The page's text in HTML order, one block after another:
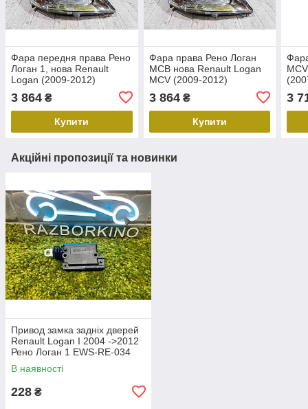
Фара передня права Рено
Логан 1, нова Renault
Logan (2009-2012)
3 864 ₴
Купити
Фара права Рено Логан
МСВ нова Renault Logan
MCV (2009-2012)
3 864₴
Купити
3
Акційні пропозиції та новинки
Привод замка задніх дверей
Renault Logan I 2004 ->2012
Рено Логан 1 EWS-RE-034
В наявності
228 ₴